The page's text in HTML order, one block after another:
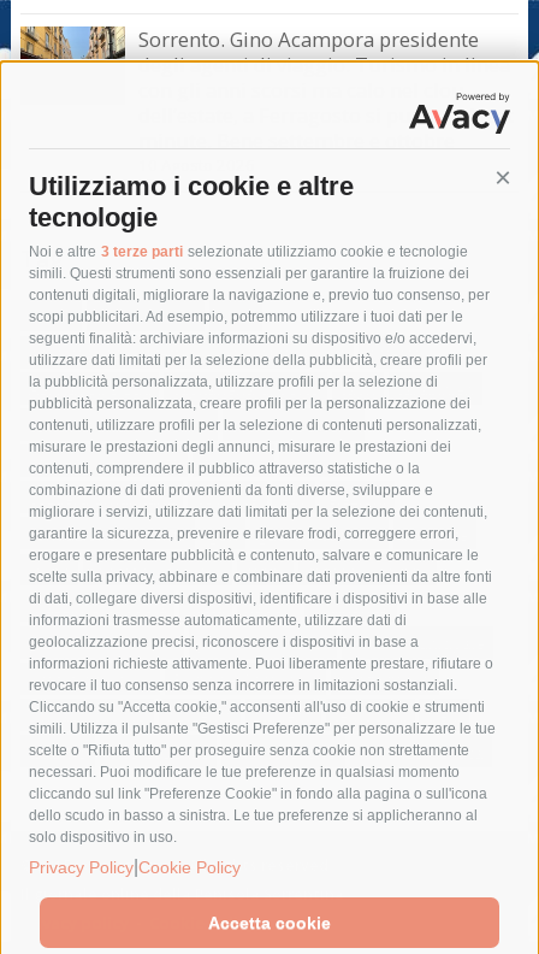
Utilizziamo i cookie e altre
tecnologie
Noi e altre 3 terze parti selezionate utilizziamo cookie e tecnologie
simili. Questi strumenti sono essenziali per garantire la fruizione dei
contenuti digitali, migliorare la navigazione e, previo tuo consenso, per
scopi pubblicitari. Ad esempio, potremmo utilizzare i tuoi dati per le
seguenti finalità: archiviare informazioni su dispositivo e/o accedervi,
utilizzare dati limitati per la selezione della pubblicità, creare profili per
la pubblicità personalizzata, utilizzare profili per la selezione di
pubblicità personalizzata, creare profili per la personalizzazione dei
contenuti, utilizzare profili per la selezione di contenuti personalizzati,
misurare le prestazioni degli annunci, misurare le prestazioni dei
contenuti, comprendere il pubblico attraverso statistiche o la
combinazione di dati provenienti da fonti diverse, sviluppare e
migliorare i servizi, utilizzare dati limitati per la selezione dei contenuti,
garantire la sicurezza, prevenire e rilevare frodi, correggere errori,
erogare e presentare pubblicità e contenuto, salvare e comunicare le
scelte sulla privacy, abbinare e combinare dati provenienti da altre fonti
di dati, collegare diversi dispositivi, identificare i dispositivi in base alle
informazioni trasmesse automaticamente, utilizzare dati di
geolocalizzazione precisi, riconoscere i dispositivi in base a
informazioni richieste attivamente. Puoi liberamente prestare, rifiutare o
revocare il tuo consenso senza incorrere in limitazioni sostanziali.
Cliccando su "Accetta cookie," acconsenti all'uso di cookie e strumenti
simili. Utilizza il pulsante "Gestisci Preferenze" per personalizzare le tue
scelte o "Rifiuta tutto" per proseguire senza cookie non strettamente
necessari. Puoi modificare le tue preferenze in qualsiasi momento
cliccando sul link "Preferenze Cookie" in fondo alla pagina o sull'icona
dello scudo in basso a sinistra. Le tue preferenze si applicheranno al
solo dispositivo in uso.
Privacy Policy Cookie Policy
Accetta cookie
Sorrento. Gino Acampora presidente
degli agenti di viaggio: Turismo in linea
con gli anni scorsi ma calo nel clou
dell’estate, a Ferragosto si punta sul last
Tag
acqua allerta meteo
anas
area marina protetta di punta campanella
arresto
Asl Napoli 3 sud
capitaneria di porto capri
carabinieri
castellammare di stabia
circumvesuviana
comune di sorrento
concerto
contagi
costiera amalfitana
covid-19 eav
elezioni
fondazione sorrento
gori guardia costiera
incidente
lavori
lorenzo balducelli mare
massa lubrense
massimo coppola
Meta napoli
ordinanza
penisola sorrentina
piano di sorrento
polizia municipale
protezione civile
Regione Campania
sant'agnello
sindaco cuomo
sorrento studenti temporali
treni
turismo
Vico Equense villa fiorentino vincenzo de luca
© 2015 SorrentoPress. All rights reserved.
Il giornale online della Penisola Sorrentina
Cookie Policy